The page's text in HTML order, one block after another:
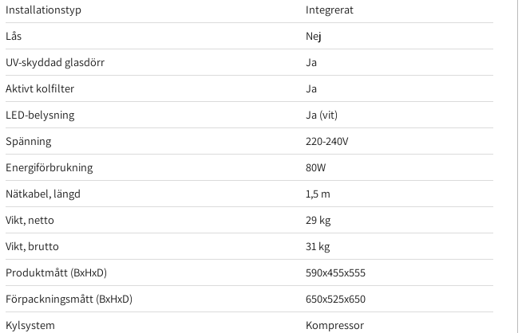
Installationstyp
Integrerat
Lås
Nej
UV-skyddad glasdörr
Ja
Aktivt kolfilter
Ja
LED-belysning
Ja (vit)
Spänning
220-240V
Energiförbrukning
80W
Nätkabel, längd
1,5 m
Vikt, netto
29 kg
Vikt, brutto
31 kg
Produktmått (BxHxD)
590x455x555
Förpackningsmått (BxHxD)
650x525x650
Kylsystem
Kompressor